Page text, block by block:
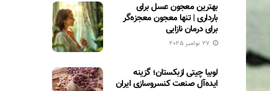
بهترین معجون عسل برای
بارداری | تنها معجون معجزه‌گر
برای درمان نازایی
27 نوامبر 2025
لوبیا چیتی ازبکستان؛ گزینه
ایده‌آل صنعت کنسروسازی ایران